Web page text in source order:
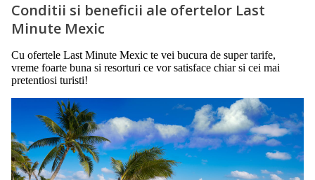
Conditii si beneficii ale ofertelor Last
Minute Mexic
Cu ofertele Last Minute Mexic te vei bucura de super tarife,
vreme foarte buna si resorturi ce vor satisface chiar si cei mai
pretentiosi turisti!